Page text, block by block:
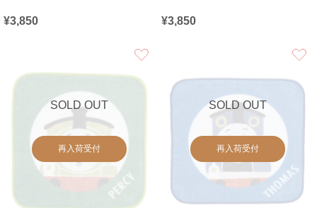
¥3,850 ¥3,850
SOLD OUT
再入荷受付
SOLD OUT
再入荷受付